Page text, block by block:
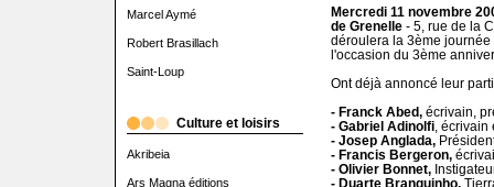
Marcel Aymé
Robert Brasillach
Saint-Loup
Culture et loisirs
Akribeia
Ars Magna éditions
Mercredi 11 novembre
de Grenelle- 5, rue de la
déroulera la 3ème
l'occasion du 3ème
Ont déjà annoncé leur
- Franck Abed,écrivain,
- Gabriel Adinolfi, écrivain
- Josep Anglada,
- Francis Bergeron,
- Olivier Bonnet,
- Duarte Branquinho,